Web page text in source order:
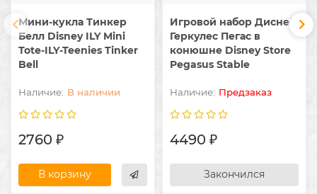
Мини-кукла Тинкер
Белл Disney ILY Mini
Tote-ILY-Teenies Tinker
Bell
В наличии
2760 ₽
В корзину
Игровой набор Дисней
Геркулес Пегас в
конюшне Disney Store
Pegasus Stable
Предзаказ
4490 ₽
Закончился